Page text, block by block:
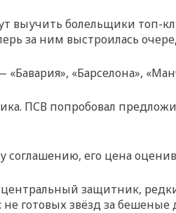
выучить болельщики топ-
за ним выстроилась
«Барселона»,
ПСВ попробовал
соглашению, его цена
защитник,
готовых звёзд за